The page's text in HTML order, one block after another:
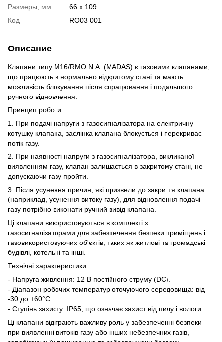
Размеры, мм:
66 х 109
Код
RO03 001
Описание
Клапани типу M16/RMO N.A. (MADAS) є газовими клапанами,
що працюють в нормально відкритому стані та мають
можливість блокування після спрацювання і подальшого
ручного відновлення.
Принцип роботи:
1. При подачі напруги з газосигналізатора на електричну
котушку клапана, заслінка клапана блокується і перекриває
потік газу.
2. При наявності напруги з газосигналізатора, викликаної
виявленням газу, клапан залишається в закритому стані, не
допускаючи газу пройти.
3. Після усунення причин, які призвели до закриття клапана
(наприклад, усунення витоку газу), для відновлення подачі
газу потрібно виконати ручний вивід клапана.
Ці клапани використовуються в комплекті з
газосигналізаторами для забезпечення безпеки приміщень і
газовикористовуючих об'єктів, таких як житлові та громадські
будівлі, котельні та інші.
Технічні характеристики:
- Напруга живлення: 12 В постійного струму (DC).
- Діапазон робочих температур оточуючого середовища: від
-30 до +60°C.
- Ступінь захисту: IP65, що означає захист від пилу і вологи.
Ці клапани відіграють важливу роль у забезпеченні безпеки
при виявленні витоків газу або інших небезпечних газів,